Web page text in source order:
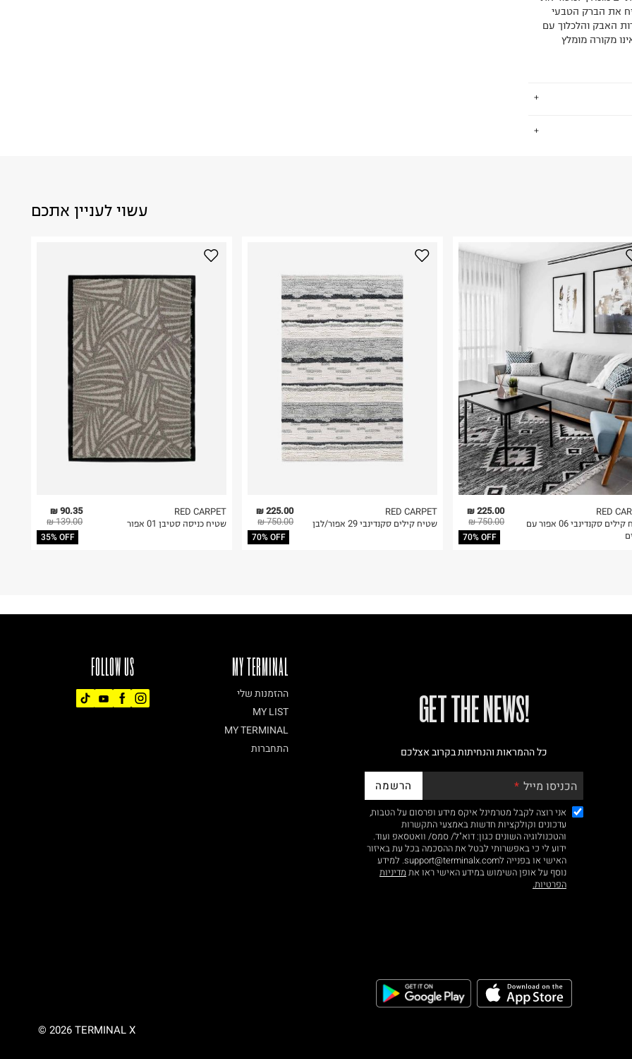
את הברק הטבעי
האבק והלכלוך עם
מקורה מומלץ
על גבי החבילה
באתר בלבד
בלבד. לא ניתן
עשוי לעניין אתכם
90.35 ₪
139.00 ₪
35% OFF
RED CARPET
שטיח כניסה סטיבן 01 אפור
225.00 ₪
750.00 ₪
70% OFF
RED CARPET
שטיח קילים סקנדינבי 29 אפור/לבן
225.00 ₪
750.00 ₪
70% OFF
RED
שטיח קילים סקנדינבי 06 אפור עם
FOLLOW US MY TERMINAL
ההזמנות שלי
MY LIST
MY TERMINAL
התחברות
!GET THE NEWS
כל ההמראות והנחיתות בקרוב אצלכם
הכניסו מייל הרשמה
אני רוצה לקבל מטרמינל איקס מידע ופרסום על הטבות,
עדכונים וקולקציות חדשות באמצעי התקשרות
והטכנולוגיה השונים כגון: דוא"ל/ סמס/ וואטסאפ ועוד.
ידוע לי כי באפשרותי לבטל את ההסכמה בכל עת באיזור
האישי או בפנייה לsupport@terminalx.com. למידע
נוסף על אופן השימוש במידע האישי ראו את מדיניות
הפרטיות.
© 2026 TERMINAL X